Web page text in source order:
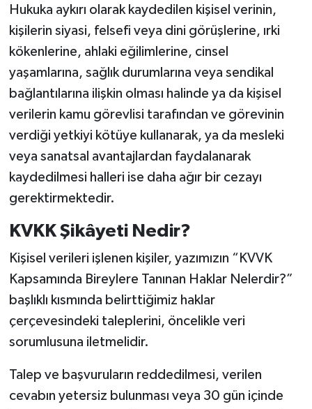
Hukuka aykırı olarak kaydedilen kişisel verinin,
kişilerin siyasi, felsefi veya dini görüşlerine, ırki
kökenlerine, ahlaki eğilimlerine, cinsel
yaşamlarına, sağlık durumlarına veya sendikal
bağlantılarına ilişkin olması halinde ya da kişisel
verilerin kamu görevlisi tarafından ve görevinin
verdiği yetkiyi kötüye kullanarak, ya da mesleki
veya sanatsal avantajlardan faydalanarak
kaydedilmesi halleri ise daha ağır bir cezayı
gerektirmektedir.
KVKK Şikâyeti Nedir?
Kişisel verileri işlenen kişiler, yazımızın “KVVK
Kapsamında Bireylere Tanınan Haklar Nelerdir?”
başlıklı kısmında belirttiğimiz haklar
çerçevesindeki taleplerini, öncelikle veri
sorumlusuna iletmelidir.
Talep ve başvuruların reddedilmesi, verilen
cevabın yetersiz bulunması veya 30 gün içinde